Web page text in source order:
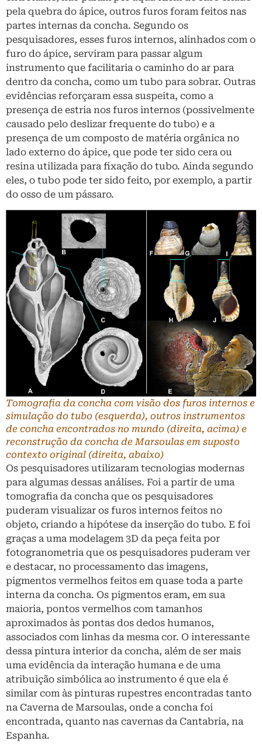
pela quebra do ápice, outros furos foram feitos nas
partes internas da concha. Segundo os
pesquisadores, esses furos internos, alinhados com o
furo do ápice, serviram para passar algum
instrumento que facilitaria o caminho do ar para
dentro da concha, como um tubo para sobrar. Outras
evidências reforçaram essa suspeita, como a
presença de estria nos furos internos (possivelmente
causado pelo deslizar frequente do tubo) e a
presença de um composto de matéria orgânica no
lado externo do ápice, que pode ter sido cera ou
resina utilizada para fixação do tubo. Ainda segundo
eles, o tubo pode ter sido feito, por exemplo, a partir
do osso de um pássaro.
Tomografia da concha com visão dos furos internos e
simulação do tubo (esquerda), outros instrumentos
de concha encontrados no mundo (direita, acima) e
reconstrução da concha de Marsoulas em suposto
contexto original (direita, abaixo)
Os pesquisadores utilizaram tecnologias modernas
para algumas dessas análises. Foi a partir de uma
tomografia da concha que os pesquisadores
puderam visualizar os furos internos feitos no
objeto, criando a hipótese da inserção do tubo. E foi
graças a uma modelagem 3D da peça feita por
fotogranometria que os pesquisadores puderam ver
e destacar, no processamento das imagens,
pigmentos vermelhos feitos em quase toda a parte
interna da concha. Os pigmentos eram, em sua
maioria, pontos vermelhos com tamanhos
aproximados às pontas dos dedos humanos,
associados com linhas da mesma cor. O interessante
dessa pintura interior da concha, além de ser mais
uma evidência da interação humana e de uma
atribuição simbólica ao instrumento é que ela é
similar com às pinturas rupestres encontradas tanto
na Caverna de Marsoulas, onde a concha foi
encontrada, quanto nas cavernas da Cantabria, na
Espanha.